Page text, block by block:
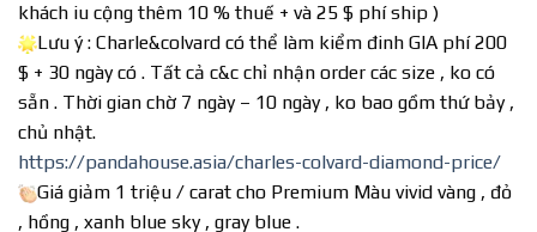
khách iu cộng thêm 10 % thuế + và 25 $ phí ship )
Lưu ý : Charle&colvard có thể làm kiểm đinh GIA phí 200
$ + 30 ngày có . Tất cả c&c chỉ nhận order các size , ko có
sẵn . Thời gian chờ 7 ngày – 10 ngày , ko bao gồm thứ bảy ,
chủ nhật.
https://pandahouse.asia/charles-colvard-diamond-price/
Giá giảm 1 triệu / carat cho Premium Màu vivid vàng , đỏ
, hồng , xanh blue sky , gray blue .